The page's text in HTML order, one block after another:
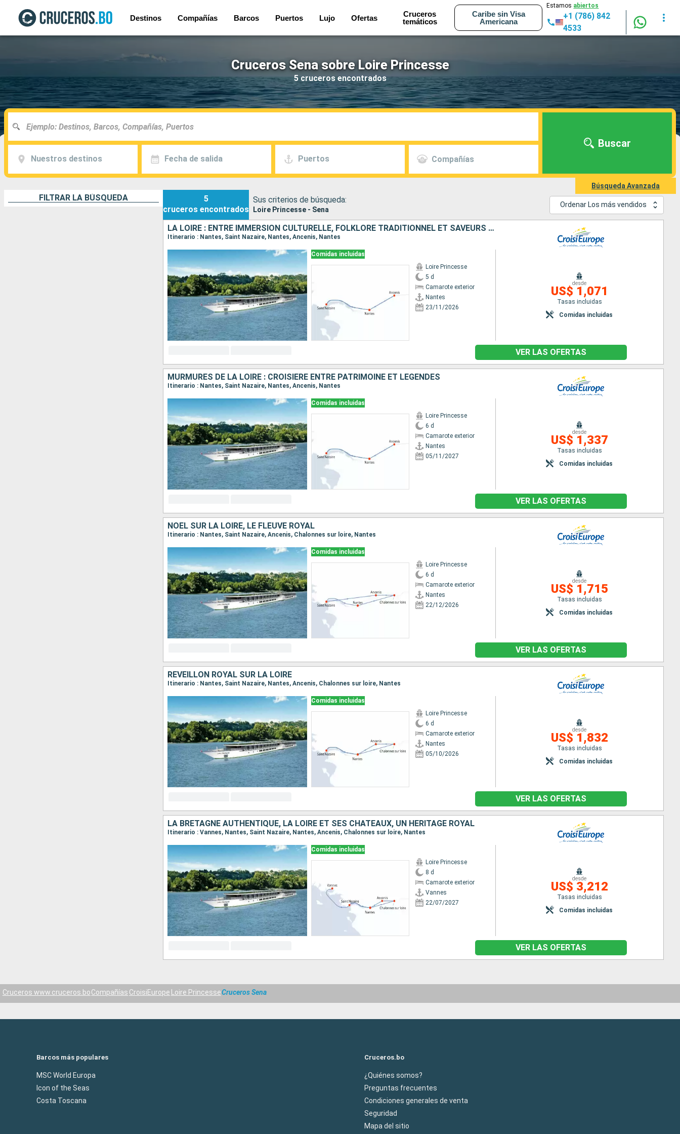
Destinos Compañías Barcos Puertos Lujo Ofertas
Cruceros
temáticos
Caribe sin Visa
Americana
Estamos abiertos
+1 (786) 842
4533
Cruceros Sena sobre Loire Princesse
5 cruceros encontrados
Nuestros destinos Fecha de salida Puertos Compañías
Buscar
Búsqueda Avanzada
FILTRAR LA BÚSQUEDA
5
cruceros encontrados
Sus criterios de búsqueda:
Loire Princesse - Sena
Ordenar Los más vendidos
LA LOIRE : ENTRE IMMERSION CULTURELLE, FOLKLORE TRADITIONNEL ET SAVEURS LOCALES
Itinerario : Nantes, Saint Nazaire, Nantes, Ancenis, Nantes
Comidas incluidas
Loire Princesse
5 d
Camarote exterior
Nantes
23/11/2026
desde
US$ 1,071
Tasas incluidas
Comidas incluidas
VER LAS OFERTAS
MURMURES DE LA LOIRE : CROISIÈRE ENTRE PATRIMOINE ET LÉGENDES
Itinerario : Nantes, Saint Nazaire, Nantes, Ancenis, Nantes
Comidas incluidas
Loire Princesse
6 d
Camarote exterior
Nantes
05/11/2027
desde
US$ 1,337
Tasas incluidas
Comidas incluidas
VER LAS OFERTAS
NOËL SUR LA LOIRE, LE FLEUVE ROYAL
Itinerario : Nantes, Saint Nazaire, Ancenis, Chalonnes sur loire, Nantes
Comidas incluidas
Loire Princesse
6 d
Camarote exterior
Nantes
22/12/2026
desde
US$ 1,715
Tasas incluidas
Comidas incluidas
VER LAS OFERTAS
RÉVEILLON ROYAL SUR LA LOIRE
Itinerario : Nantes, Saint Nazaire, Nantes, Ancenis, Chalonnes sur loire, Nantes
Comidas incluidas
Loire Princesse
6 d
Camarote exterior
Nantes
05/10/2026
desde
US$ 1,832
Tasas incluidas
Comidas incluidas
VER LAS OFERTAS
LA BRETAGNE AUTHENTIQUE, LA LOIRE ET SES CHÂTEAUX, UN HÉRITAGE ROYAL
Itinerario : Vannes, Nantes, Saint Nazaire, Nantes, Ancenis, Chalonnes sur loire, Nantes
Comidas incluidas
Loire Princesse
8 d
Camarote exterior
Vannes
22/07/2027
desde
US$ 3,212
Tasas incluidas
Comidas incluidas
VER LAS OFERTAS
Cruceros www.cruceros.boCompañías CroisiEurope Loire PrincesseCruceros Sena
Barcos más populares
MSC World Europa
Icon of the Seas
Costa Toscana
Cruceros.bo
¿Quiénes somos?
Preguntas frecuentes
Condiciones generales de venta
Seguridad
Mapa del sitio